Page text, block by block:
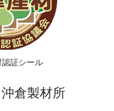
証シール
倉製材所